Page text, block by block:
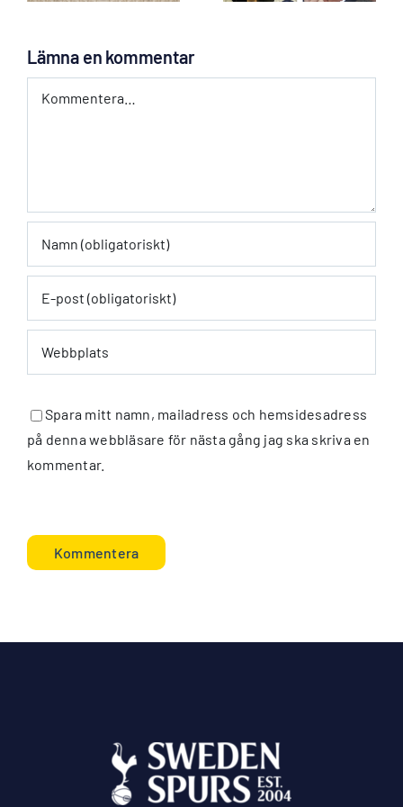
Lö 5 Sep!
måndag
Lämna en kommentar
Spara mitt namn, mailadress och hemsidesadress
på denna webbläsare för nästa gång jag ska skriva en
kommentar.